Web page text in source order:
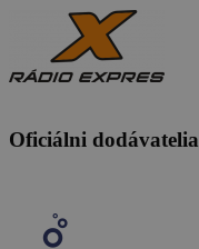
Oficiálni dodávatelia